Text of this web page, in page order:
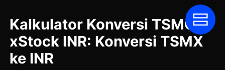
Kalkulator Konversi TSMC
xStock INR: Konversi TSMX
ke INR